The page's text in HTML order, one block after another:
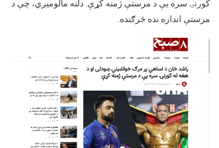
کورنۍ سره یې د مرستې ژمنه کړې. دلته مالومیږي، چې د
مرستې اندازه نده څرګنده.